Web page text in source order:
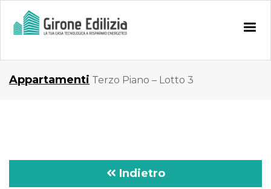
Appartamenti Terzo Piano – Lotto 3
Indietro